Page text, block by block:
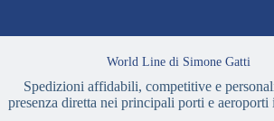
World Line di Simone Gatti
Spedizioni affidabili, competitive e
presenza diretta nei principali porti e aeroporti